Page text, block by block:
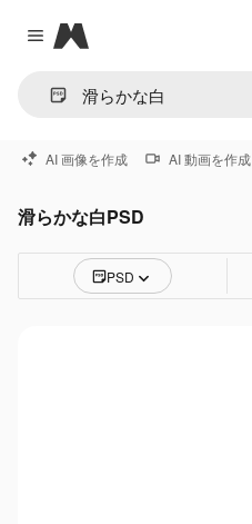
Close menu
Magnific
AI 画像を作成 AI 動画を作成
滑らかな白PSD
PSD